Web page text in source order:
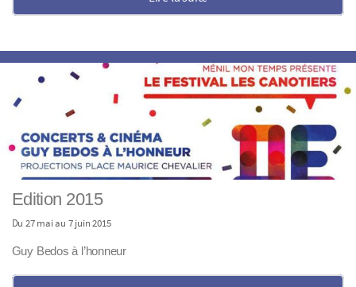
Edition 2015
Du 27 mai au 7 juin 2015
Guy Bedos à l’honneur